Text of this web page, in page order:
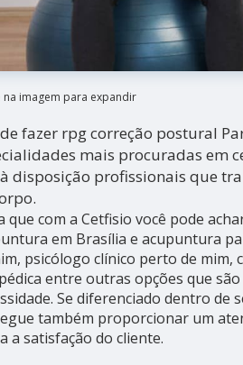
na imagem para expandir
fazer rpg correção postural
mais procuradas em
disposição profissionais que
que com a Cetfisio você pode
em Brasília e acupuntura
psicólogo clínico perto de mim,
entre outras opções que
Se diferenciado dentro de
também proporcionar um
a satisfação do cliente.